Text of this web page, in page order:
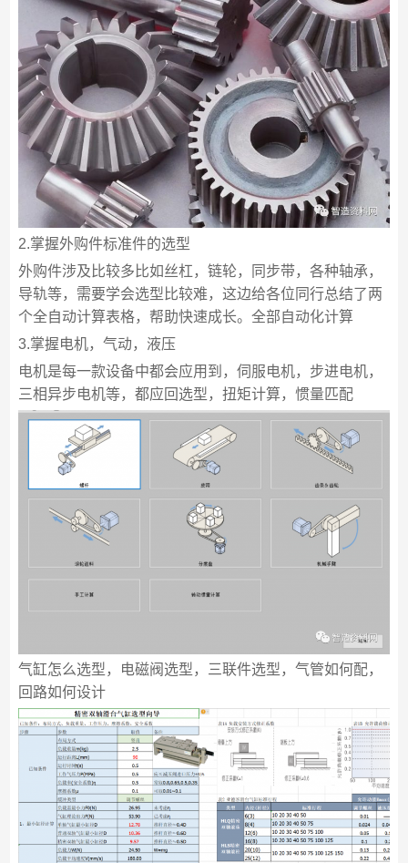
2.掌握外购件标准件的选型
外购件涉及比较多比如丝杠，链轮，同步带，各种轴承，
导轨等，需要学会选型比较难，这边给各位同行总结了两
个全自动计算表格，帮助快速成长。全部自动化计算
3.掌握电机，气动，液压
电机是每一款设备中都会应用到，伺服电机，步进电机，
三相异步电机等，都应回选型，扭矩计算，惯量匹配
气缸怎么选型，电磁阀选型，三联件选型，气管如何配，
回路如何设计